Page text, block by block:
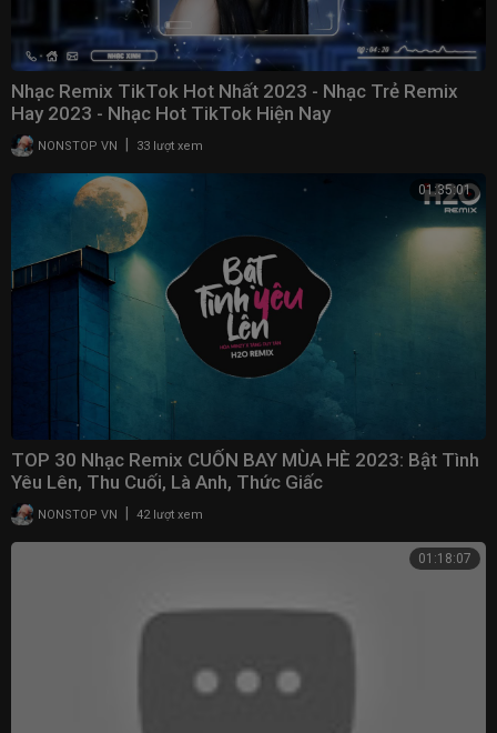
Nhạc Remix TikTok Hot Nhất 2023 - Nhạc Trẻ Remix
Hay 2023 - Nhạc Hot TikTok Hiện Nay
NONSTOP VN | 33 lượt xem
01:35:01
TOP 30 Nhạc Remix CUỐN BAY MÙA HÈ 2023: Bật Tình
Yêu Lên, Thu Cuối, Là Anh, Thức Giấc
NONSTOP VN 42 lượt xem
01:18:07